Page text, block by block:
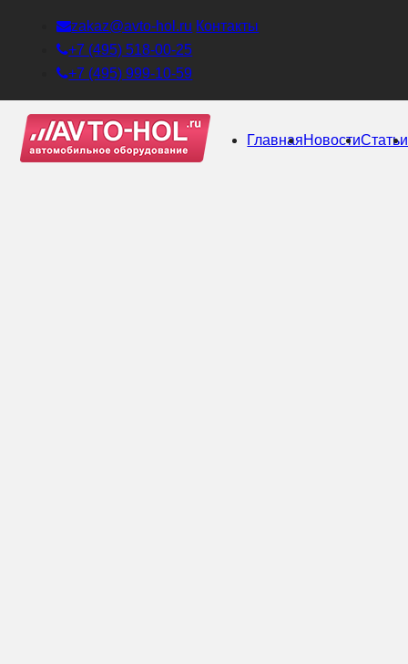
zakaz@avto-hol.ru Контакты
+7 (495) 518-00-25
+7 (495) 999-10-59
ГлавнаяНовостиСтатьи